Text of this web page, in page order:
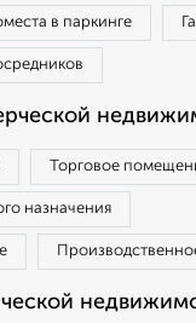
в паркинге
Торговое
назначения